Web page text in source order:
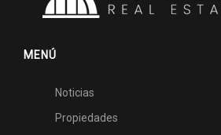
MENÚ
Noticias
Propiedades